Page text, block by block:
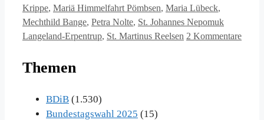
Krippe, Mariä Himmelfahrt Pömbsen, Maria Lübeck,
Mechthild Bange, Petra Nolte, St. Johannes Nepomuk
Langeland-Erpentrup, St. Martinus Reelsen 2 Kommentare
Themen
BDiB (1.530)
Bundestagswahl 2025 (15)